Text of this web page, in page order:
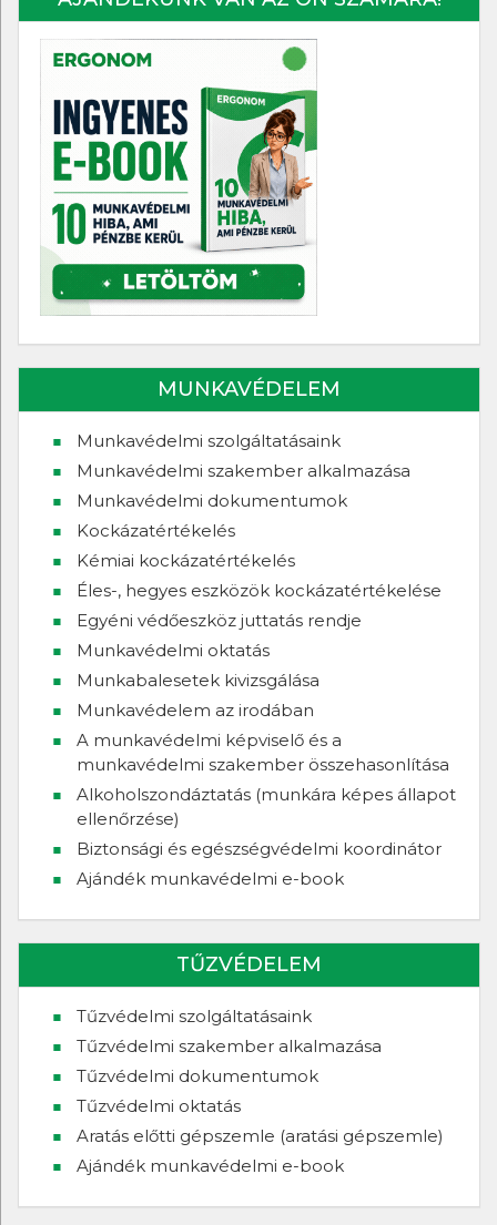
MUNKAVÉDELEM
Munkavédelmi szolgáltatásaink
Munkavédelmi szakember alkalmazása
Munkavédelmi dokumentumok
Kockázatértékelés
Kémiai kockázatértékelés
Éles-, hegyes eszközök kockázatértékelése
Egyéni védőeszköz juttatás rendje
Munkavédelmi oktatás
Munkabalesetek kivizsgálása
Munkavédelem az irodában
A munkavédelmi képviselő és a
munkavédelmi szakember összehasonlítása
Alkoholszondáztatás (munkára képes állapot
ellenőrzése)
Biztonsági és egészségvédelmi koordinátor
Ajándék munkavédelmi e-book
TŰZVÉDELEM
Tűzvédelmi szolgáltatásaink
Tűzvédelmi szakember alkalmazása
Tűzvédelmi dokumentumok
Tűzvédelmi oktatás
Aratás előtti gépszemle (aratási gépszemle)
Ajándék munkavédelmi e-book